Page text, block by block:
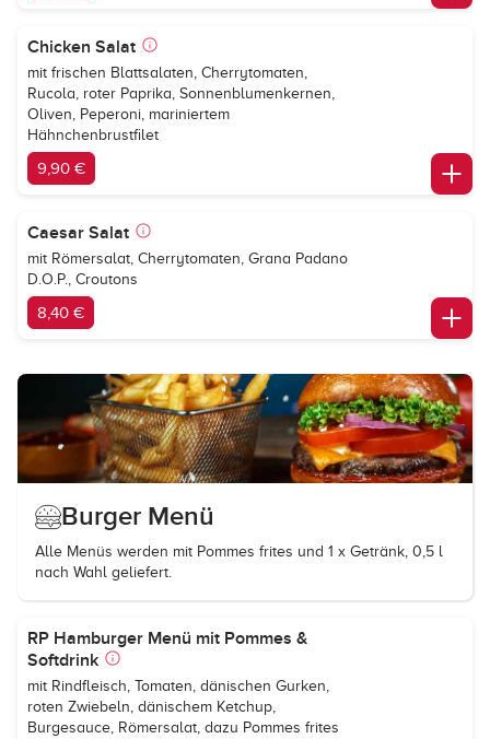
Chicken Salat
mit frischen Blattsalaten, Cherrytomaten,
Rucola, roter Paprika, Sonnenblumenkernen,
Oliven, Peperoni, mariniertem
Hähnchenbrustfilet
9,90 €
Caesar Salat
mit Römersalat, Cherrytomaten, Grana Padano
D.O.P., Croutons
8,40 €
Burger Menü
Alle Menüs werden mit Pommes frites und 1 x Getränk, 0,5 l
nach Wahl geliefert.
RP Hamburger Menü mit Pommes &
Softdrink
mit Rindfleisch, Tomaten, dänischen Gurken,
roten Zwiebeln, dänischem Ketchup,
Burgesauce, Römersalat, dazu Pommes frites